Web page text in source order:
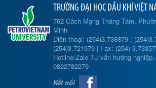
TRƯỜNG ĐẠI HỌC DẦU KHÍ VIỆT
762 Cách Mạng Tháng Tám,
Minh
Điện thoại: (254)3.738879 ;
(254)3.721979 | Fax: (254)
Hotline/Zalo Tư vấn hướng
0822782279
Kết nối